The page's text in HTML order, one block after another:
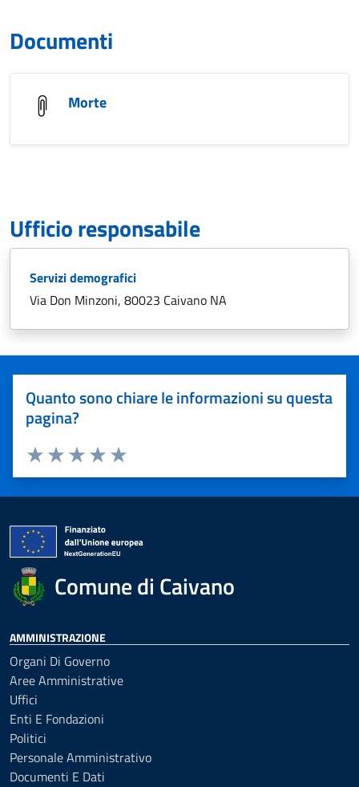
Documenti
Morte
Ufficio responsabile
Servizi demografici
Via Don Minzoni, 80023 Caivano NA
Quanto sono chiare le informazioni su questa
pagina?
Valuta 5 stelle su 5
Valuta 4 stelle su 5
Valuta 3 stelle su 5
Valuta 2 stelle su 5
Valuta 1 stelle su 5
Comune di Caivano
AMMINISTRAZIONE
Organi Di Governo
Aree Amministrative
Uffici
Enti E Fondazioni
Politici
Personale Amministrativo
Documenti E Dati